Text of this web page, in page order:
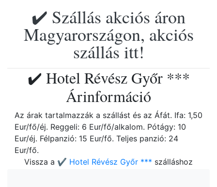
✔️ Szállás akciós áron
Magyarországon, akciós
szállás itt!
✔️ Hotel Révész Győr ***
Árinformáció
Az árak tartalmazzák a szállást és az Áfát. Ifa: 1,50
Eur/fő/éj. Reggeli: 6 Eur/fő/alkalom. Pótágy: 10
Eur/éj. Félpanzió: 15 Eur/fő. Teljes panzió: 24
Eur/fő.
Vissza a ✔️ Hotel Révész Győr *** szálláshoz